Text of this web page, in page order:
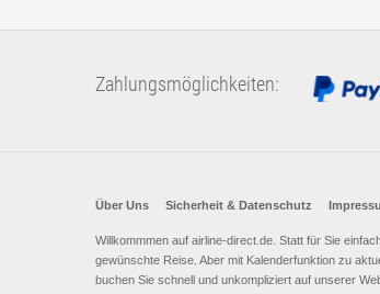
Zahlungsmöglichkeiten:
Über Uns Sicherheit & Datenschutz
Willkommmen auf airline-direct.de. Statt für Sie
gewünschte Reise. Aber mit Kalenderfunktion zu
buchen Sie schnell und unkompliziert auf unserer